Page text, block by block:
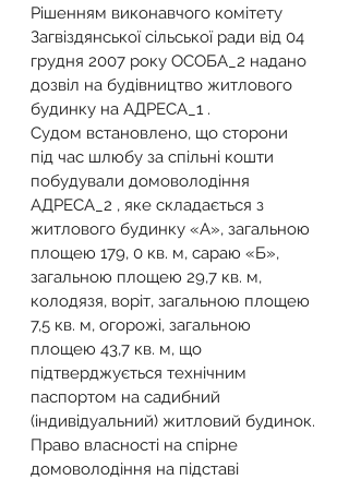
Рішенням виконавчого комітету
Загвіздянської сільської ради від 04
грудня 2007 року ОСОБА_2 надано
дозвіл на будівництво житлового
будинку на АДРЕСА_1 .
Судом встановлено, що сторони
під час шлюбу за спільні кошти
побудували домоволодіння
АДРЕСА_2 , яке складається з
житлового будинку «А», загальною
площею 179, 0 кв. м, сараю «Б»,
загальною площею 29,7 кв. м,
колодязя, воріт, загальною площею
7,5 кв. м, огорожі, загальною
площею 43,7 кв. м, що
підтверджується технічним
паспортом на садибний
(індивідуальний) житловий будинок.
Право власності на спірне
домоволодіння на підставі